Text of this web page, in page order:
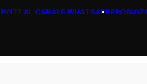
AL CANALE WHATSAPP